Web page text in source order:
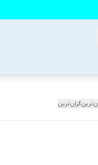
گران‌ترین